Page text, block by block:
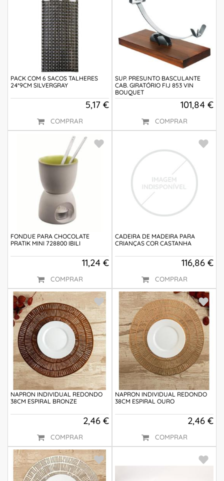
PACK COM 6 SACOS TALHERES
24*9CM SILVERGRAY
5,17 €
COMPRAR
SUP. PRESUNTO BASCULANTE
CAB. GIRATÓRIO FIJ 853 VIN
BOUQUET
101,84 €
COMPRAR
FONDUE PARA CHOCOLATE
PRATIK MINI 728800 IBILI
11,24 €
COMPRAR
CADEIRA DE MADEIRA PARA
CRIANÇAS COR CASTANHA
116,86 €
COMPRAR
NAPRON INDIVIDUAL REDONDO
38CM ESPIRAL BRONZE
2,46 €
COMPRAR
NAPRON INDIVIDUAL REDONDO
38CM ESPIRAL OURO
2,46 €
COMPRAR